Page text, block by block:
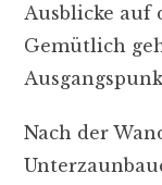
Ausblicke auf
Gemütlich
Nach der